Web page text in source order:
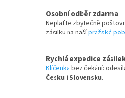
Osobní odběr zdarma
Neplaťte zbytečně
zásilku na našípražské
Rychlá expedice
Klíčenka bez čekání:
Česku i Slovensku.